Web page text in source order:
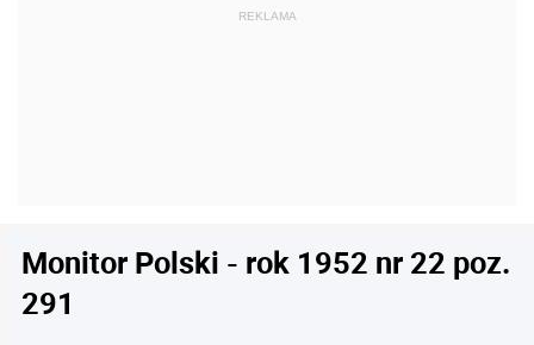
Monitor Polski - rok 1952 nr 22 poz.
291